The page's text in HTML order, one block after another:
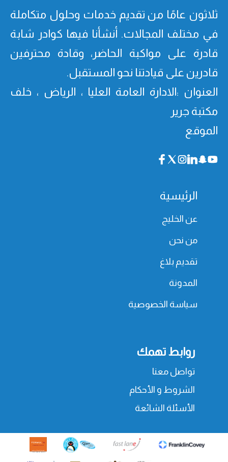
ثلاثون عامًا من تقدیم خدمات وحلول متكاملة
في مختلف المجالات. أنشأنا فیھا كوادر شابة
قادرة على مواكبة الحاضر، وقادة محترفین
قادرین على قیادتنا نحو المستقبل.
العنوان :الادارة العامة العليا ، الرياض ، خلف
مكتبة جرير
الموقع
الرئيسية
عن الخليج
من نحن
تقديم بلاغ
المدونة
سياسة الخصوصية
روابط تهمك
تواصل معنا
الشروط و الأحكام
الأسئلة الشائعة